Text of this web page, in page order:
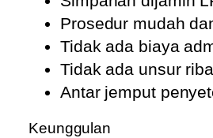
Prosedur mudah
Tidak ada biaya
Tidak ada unsur riba
Antar jemput
Keunggulan